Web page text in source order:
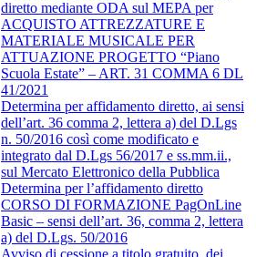
diretto mediante ODA sul MEPA per
ACQUISTO ATTREZZATURE E
MATERIALE MUSICALE PER
ATTUAZIONE PROGETTO “Piano
Scuola Estate” – ART. 31 COMMA 6 DL
41/2021
Determina per affidamento diretto, ai sensi
dell’art. 36 comma 2, lettera a) del D.Lgs
n. 50/2016 così come modificato e
integrato dal D.Lgs 56/2017 e ss.mm.ii.,
sul Mercato Elettronico della Pubblica
Determina per l’affidamento diretto
CORSO DI FORMAZIONE PagOnLine
Basic – sensi dell’art. 36, comma 2, lettera
a) del D.Lgs. 50/2016